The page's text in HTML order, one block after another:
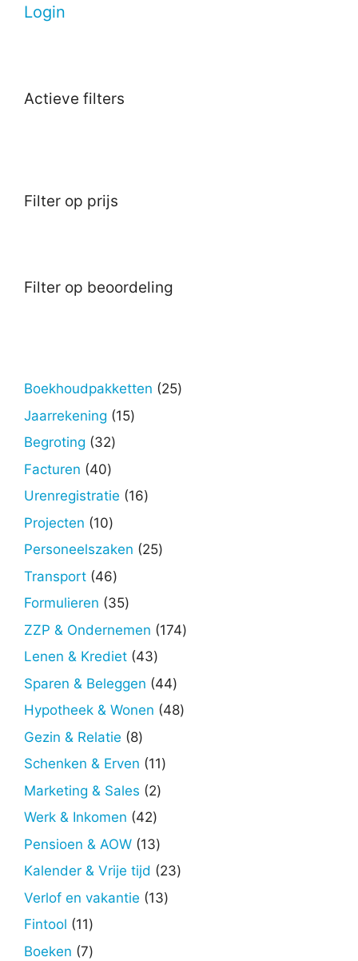
Login
Actieve filters
Filter op prijs
Filter op beoordeling
Boekhoudpakketten 2525
Jaarrekening 1515
Begroting 3232
Facturen 4040
producten
Urenregistratie 1616
Projecten 1010
producten
Personeelszaken 2525
Transport 4646
producten
Formulieren 3535
producten
ZZP & Ondernemen 174174
Lenen & Krediet 4343
producten
Sparen & Beleggen 4444
producten
Hypotheek & Wonen 4848
Gezin & Relatie 88
producten
Schenken & Erven 1111
Marketing & Sales 22
Werk & Inkomen 4242
producten
Pensioen & AOW 1313
producten
Kalender & Vrije tijd 2323
Verlof en vakantie 1313
Fintool 1111
producten
Boeken 77